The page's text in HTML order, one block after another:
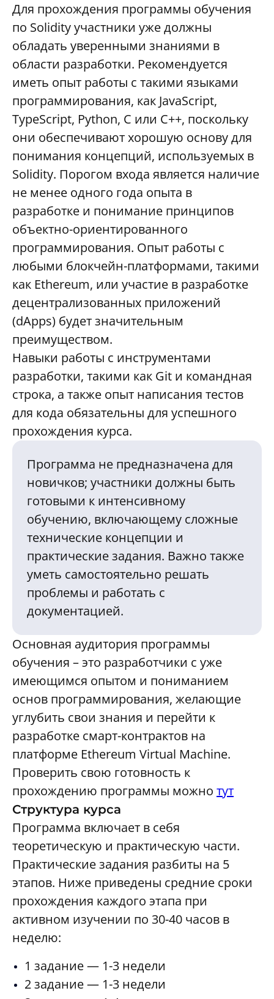
Для прохождения программы обучения
по Solidity участники уже должны
обладать уверенными знаниями в
области разработки. Рекомендуется
иметь опыт работы с такими языками
программирования, как JavaScript,
TypeScript, Python, С или C++, поскольку
они обеспечивают хорошую основу для
понимания концепций, используемых в
Solidity. Порогом входа является наличие
не менее одного года опыта в
разработке и понимание принципов
объектно-ориентированного
программирования. Опыт работы с
любыми блокчейн-платформами, такими
как Ethereum, или участие в разработке
децентрализованных приложений
(dApps) будет значительным
преимуществом.
Навыки работы с инструментами
разработки, такими как Git и командная
строка, а также опыт написания тестов
для кода обязательны для успешного
прохождения курса.
Программа не предназначена для
новичков; участники должны быть
готовыми к интенсивному
обучению, включающему сложные
технические концепции и
практические задания. Важно также
уметь самостоятельно решать
проблемы и работать с
документацией.
Основная аудитория программы
обучения – это разработчики с уже
имеющимся опытом и пониманием
основ программирования, желающие
углубить свои знания и перейти к
разработке смарт-контрактов на
платформе Ethereum Virtual Machine.
Проверить свою готовность к
прохождению программы можно тут
Структура курса
Программа включает в себя
теоретическую и практическую части.
Практические задания разбиты на 5
этапов. Ниже приведены средние сроки
прохождения каждого этапа при
активном изучении по 30-40 часов в
неделю:
1 задание — 1-3 недели
2 задание — 1-3 недели